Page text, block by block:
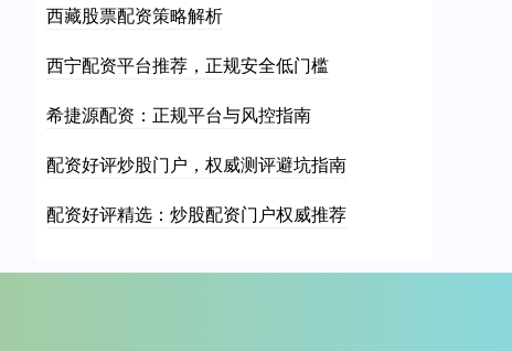
西藏股票配资策略解析
西宁配资平台推荐，正规安全低门槛
希捷源配资：正规平台与风控指南
配资好评炒股门户，权威测评避坑指南
配资好评精选：炒股配资门户权威推荐